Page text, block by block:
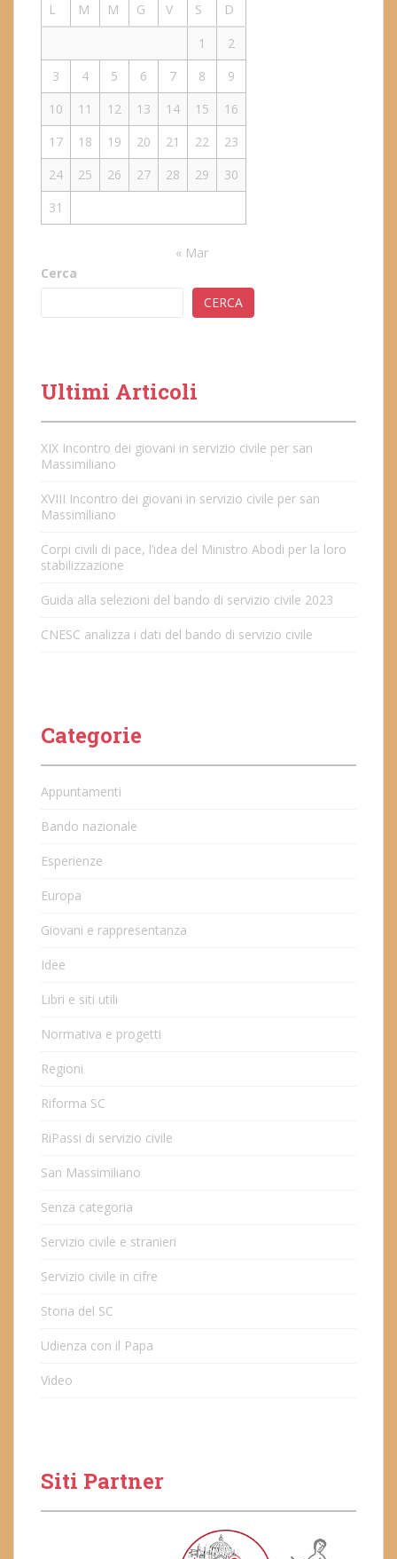
L M M G V S
D
1
2
3
4 5 6 7 8
9
10
11 12 13 14 15
16
17
18 19 20 21 22
23
24
25 26 27 28 29
30
31
« Mar
Cerca
CERCA
Ultimi Articoli
XIX Incontro dei giovani in servizio civile per san
Massimiliano
XVIII Incontro dei giovani in servizio civile per san
Massimiliano
Corpi civili di pace, l’idea del Ministro Abodi per la loro
stabilizzazione
Guida alla selezioni del bando di servizio civile 2023
CNESC analizza i dati del bando di servizio civile
Categorie
Appuntamenti
Bando nazionale
Esperienze
Europa
Giovani e rappresentanza
Idee
Libri e siti utili
Normativa e progetti
Regioni
Riforma SC
RiPassi di servizio civile
San Massimiliano
Senza categoria
Servizio civile e stranieri
Servizio civile in cifre
Storia del SC
Udienza con il Papa
Video
Siti Partner